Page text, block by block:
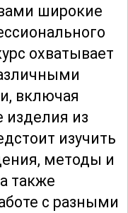
широкие
охватывает
включая
изделия из
изучить
методы и
также
с разными